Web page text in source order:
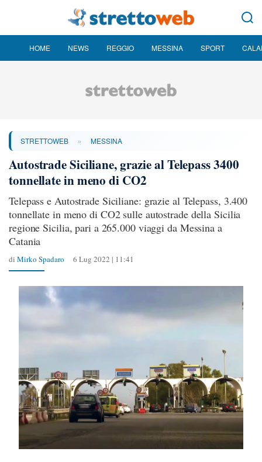
HOME NEWS REGGIO MESSINA SPORT
STRETTOWEB » MESSINA
Autostrade Siciliane, grazie al Telepass 3400
tonnellate in meno di CO2
Telepass e Autostrade Siciliane: grazie al Telepass, 3.400
tonnellate in meno di CO2 sulle autostrade della Sicilia
regione Sicilia, pari a 265.000 viaggi da Messina a
Catania
di Mirko Spadaro 6 Lug 2022 | 11:41